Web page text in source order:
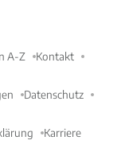
A-Z Kontakt
Datenschutz
Karriere